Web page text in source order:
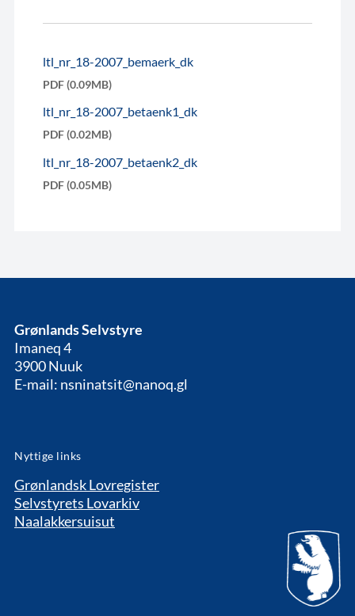
ltl_nr_18-2007_bemaerk_dk
PDF (0.09MB)
ltl_nr_18-2007_betaenk1_dk
PDF (0.02MB)
ltl_nr_18-2007_betaenk2_dk
PDF (0.05MB)
Grønlands Selvstyre
Imaneq 4
3900 Nuuk
E-mail: nsninatsit@nanoq.gl
Nyttige links
Grønlandsk Lovregister
Selvstyrets Lovarkiv
Naalakkersuisut